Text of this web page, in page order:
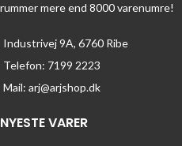
rummer mere end 8000 varenumre!
Industrivej 9A, 6760 Ribe
Telefon: 7199 2223
Mail: arj@arjshop.dk
NYESTE VARER